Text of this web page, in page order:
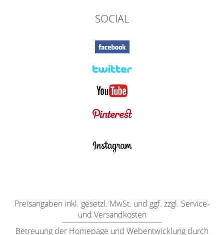
SOCIAL
Preisangaben inkl. gesetzl. MwSt. und ggf. zzgl. Service-
und Versandkosten
Betreuung der Homepage und Webentwicklung durch